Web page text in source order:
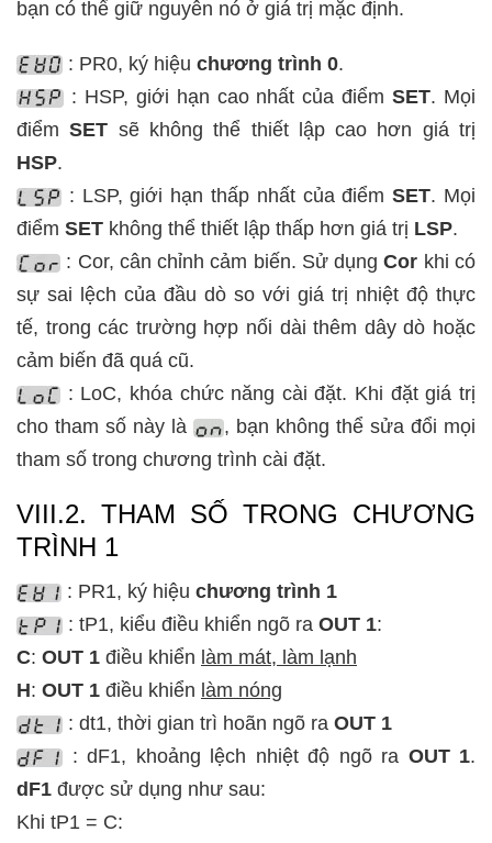
bạn có thể giữ nguyên nó ở giá trị mặc định.
: PR0, ký hiệu chương trình 0.
: HSP, giới hạn cao nhất của điểmSET. Mọi
điểmSET sẽ không thể thiết lập cao hơn giá trị
HSP.
: LSP, giới hạn thấp nhất của điểmSET. Mọi
điểm SET không thể thiết lập thấp hơn giá trị LSP.
: Cor, cân chỉnh cảm biến. Sử dụngCor khi có
sự sai lệch của đầu dò so với giá trị nhiệt độ thực
tế, trong các trường hợp nối dài thêm dây dò hoặc
cảm biến đã quá cũ.
: LoC, khóa chức năng cài đặt. Khi đặt giá trị
cho tham số này là
, bạn không thể sửa đổi mọi
tham số trong chương trình cài đặt.
VIII.2. THAM SỐ TRONG CHƯƠNG
TRÌNH 1
: PR1, ký hiệu chương trình 1
: tP1, kiểu điều khiển ngõ ra OUT 1:
C: OUT 1 điều khiển làm mát, làm lạnh
H: OUT 1 điều khiển làm nóng
: dt1, thời gian trì hoãn ngõ ra OUT 1
: dF1, khoảng lệch nhiệt độ ngõ ra OUT 1.
dF1 được sử dụng như sau:
Khi tP1 = C: